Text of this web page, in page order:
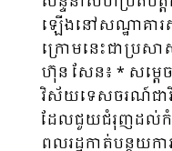
ឡើងនៅសណ្ឋាគារ
ក្រោមនេះជាប្រស
ហ៊ុន សែន៖ * សម្តេ
វិស័យទេសចរណ៍ជា
ដែលជួយជំរុញដល់កំ
ពលរដ្ឋកាត់បន្ថយក